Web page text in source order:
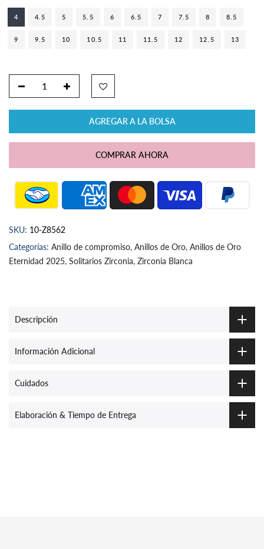
4 4.5 5 5.5 6 6.5 7 7.5 8 8.5
9 9.5 10 10.5 11 11.5 12 12.5 13
AGREGAR A LA BOLSA
COMPRAR AHORA
SKU: 10-Z8562
Categorías: Anillo de compromiso, Anillos de Oro, Anillos de Oro
Eternidad 2025, Solitarios Zirconia, Zirconia Blanca
Descripción
Información Adicional
Cuidados
Elaboración & Tiempo de Entrega